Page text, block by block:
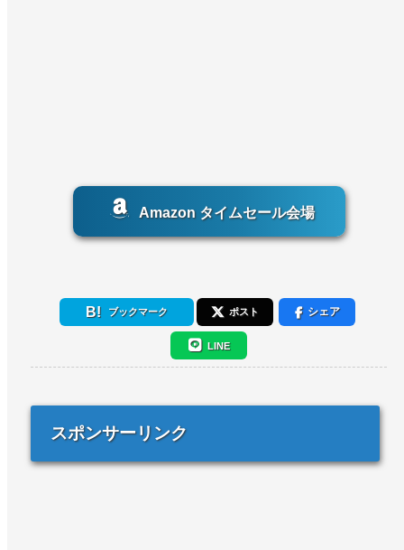
Amazon タイムセール会場
ブックマーク ポスト シェア
LINE
スポンサーリンク